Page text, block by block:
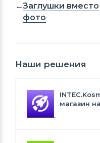
Заглушки вместо
фото
Наши решения
магазин